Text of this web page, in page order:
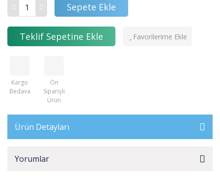
Sepete Ekle
Teklif Sepetine Ekle
Kargo
Bedava
Ön
Siparişli
Ürün
Ürün Detayları
Yorumlar